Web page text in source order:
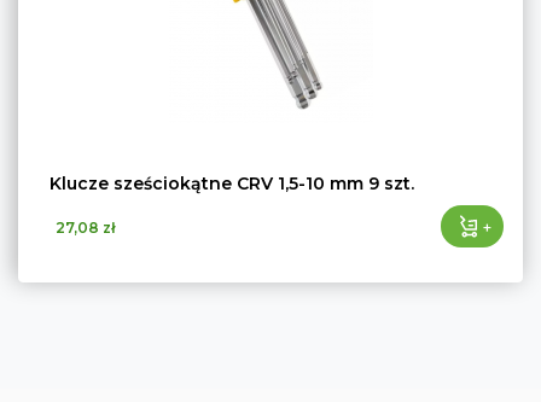
Klucze sześciokątne CRV 1,5-10 mm 9 szt.
27,08 zł +